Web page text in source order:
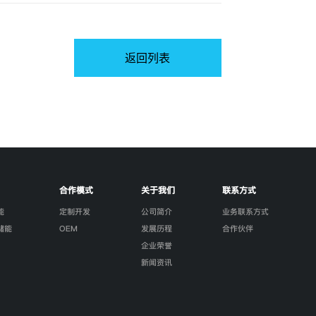
返回列表
能
合作模式
定制开发
OEM
关于我们
公司简介
发展历程
企业荣誉
新闻资讯
联系方式
业务联系方式
合作伙伴